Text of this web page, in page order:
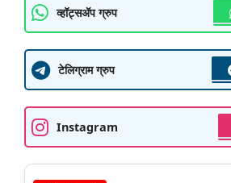
व्हॉट्सॲप ग्रुप
टेलिग्राम ग्रुप
Instagram